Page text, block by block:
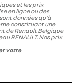
et les prix
en ligne ou des
données qu'à
constituant une
de Renault Belgique
RENAULT. Nos prix
votre